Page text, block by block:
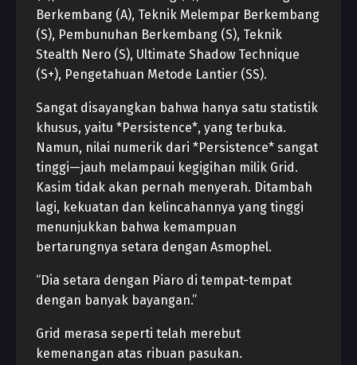
Berkembang (A), Teknik Melempar Berkembang
(S), Pembunuhan Berkembang (S), Teknik
Stealth Nero (S), Ultimate Shadow Technique
(S+), Pengetahuan Metode Lantier (SS).
Sangat disayangkan bahwa hanya satu statistik
khusus, yaitu *Persistence*, yang terbuka.
Namun, nilai numerik dari *Persistence* sangat
tinggi—jauh melampaui kegigihan milik Grid.
Kasim tidak akan pernah menyerah. Ditambah
lagi, kekuatan dan kelincahannya yang tinggi
menunjukkan bahwa kemampuan
bertarungnya setara dengan Asmophel.
“Dia setara dengan Piaro di tempat-tempat
dengan banyak bayangan.”
Grid merasa seperti telah merebut
kemenangan atas ribuan pasukan.